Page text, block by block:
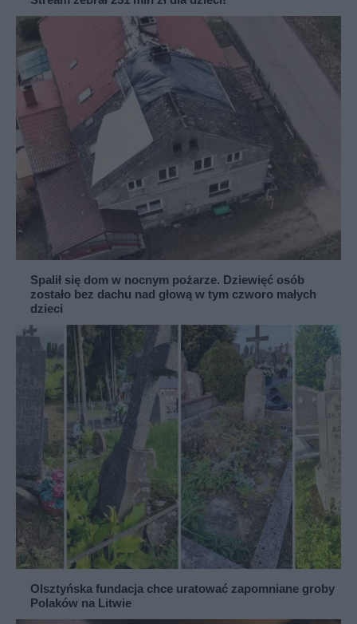
Spalił się dom w nocnym pożarze. Dziewięć osób
zostało bez dachu nad głową w tym czworo małych
dzieci
Olsztyńska fundacja chce uratować zapomniane groby
Polaków na Litwie